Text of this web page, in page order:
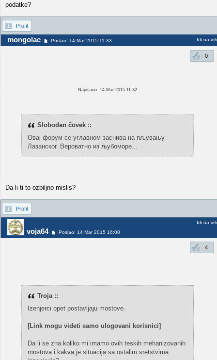
podatke?
Profil
mongolac Poslao: 14 Mar 2015 11:33 Idi na vrh
0
Napisano: 14 Mar 2015 11:32
Slobodan čovek ::
Овај форум се углавном заснива на пљувању
Лазанског. Вероватно из љубоморе...
Da li ti to ozbiljno mislis?
Profil
voja64 Poslao: 14 Mar 2015 16:08
Idi na vrh
4
Troja ::
Izenjerci opet postavljaju mostove.
[Link mogu videti samo ulogovani korisnici]
Da li se zna koliko mi imamo ovih teskih mehanizovanih
mostova i kakva je situacija sa ostalim sretstvima